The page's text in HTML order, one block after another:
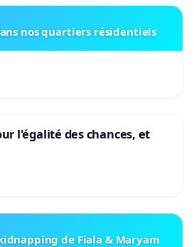
nos quartiers résidentiels
l'égalité des chances, et
de Fiala & Maryam